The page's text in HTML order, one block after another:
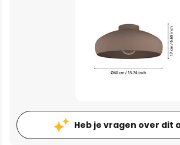
Heb je vragen over dit